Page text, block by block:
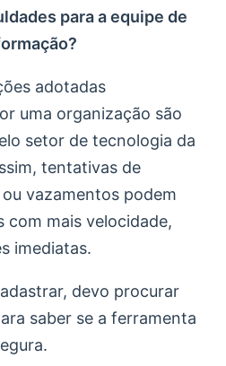
para a equipe de
adotadas
uma organização são
setor de tecnologia da
tentativas de
vazamentos podem
com mais velocidade,
imediatas.
devo procurar
saber se a ferramenta